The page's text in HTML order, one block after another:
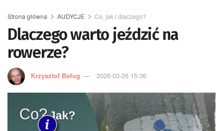
Strona główna AUDYCJE Co, jak i dlaczego?
Dlaczego warto jeździć na
rowerze?
Krzysztof Baług 2026-03-26 15:36